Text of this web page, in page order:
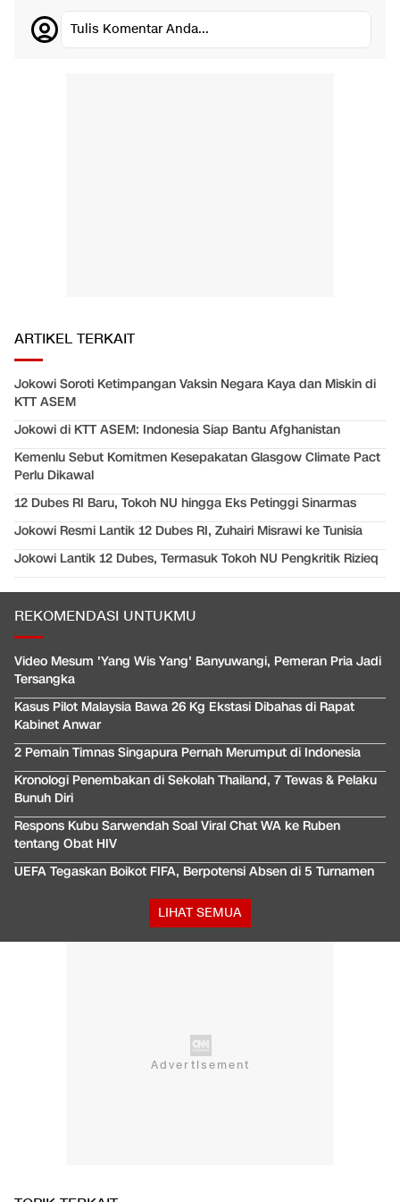
Tulis Komentar Anda...
ARTIKEL TERKAIT
Jokowi Soroti Ketimpangan Vaksin Negara Kaya dan Miskin di
KTT ASEM
Jokowi di KTT ASEM: Indonesia Siap Bantu Afghanistan
Kemenlu Sebut Komitmen Kesepakatan Glasgow Climate Pact
Perlu Dikawal
12 Dubes RI Baru, Tokoh NU hingga Eks Petinggi Sinarmas
Jokowi Resmi Lantik 12 Dubes RI, Zuhairi Misrawi ke Tunisia
Jokowi Lantik 12 Dubes, Termasuk Tokoh NU Pengkritik Rizieq
REKOMENDASI UNTUKMU
Video Mesum 'Yang Wis Yang' Banyuwangi, Pemeran Pria Jadi
Tersangka
Kasus Pilot Malaysia Bawa 26 Kg Ekstasi Dibahas di Rapat
Kabinet Anwar
2 Pemain Timnas Singapura Pernah Merumput di Indonesia
Kronologi Penembakan di Sekolah Thailand, 7 Tewas & Pelaku
Bunuh Diri
Respons Kubu Sarwendah Soal Viral Chat WA ke Ruben
tentang Obat HIV
UEFA Tegaskan Boikot FIFA, Berpotensi Absen di 5 Turnamen
LIHAT SEMUA